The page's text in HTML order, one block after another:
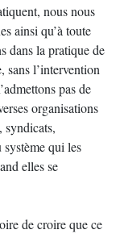
nous nous
ainsi qu’à toute
dans la pratique de
sans l’intervention
pas de
organisations
syndicats,
système qui les
elles se
de croire que ce